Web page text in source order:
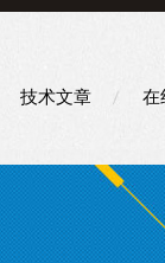
技术文章 在